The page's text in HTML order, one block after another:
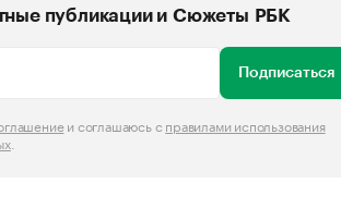
публикации и Сюжеты РБК
Подписаться
и соглашаюсь с правилами использования
.